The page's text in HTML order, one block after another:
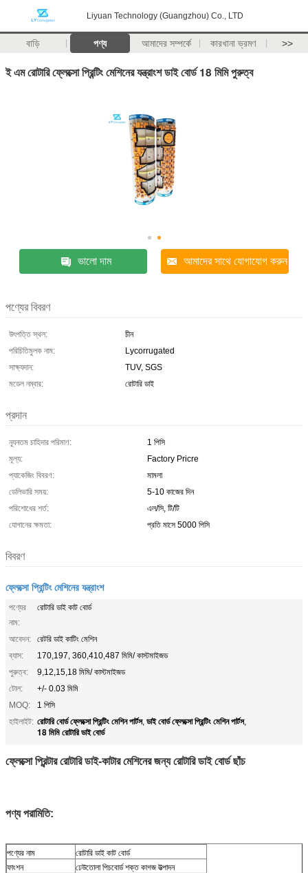
Liyuan Technology (Guangzhou) Co., LTD
বাড়ি পণ্য আমাদের সম্পর্কে কারখানা ভ্রমণ >>
ই এম রোটারি ফ্লেক্সো প্রিন্টিং মেশিনের যন্ত্রাংশ ডাই বোর্ড 18 মিমি পুরুত্ব
ভালো দাম আমাদের সাথে যোগাযোগ করুন
পণ্যের বিবরণ
উৎপত্তি স্থল:
চীন
পরিচিতিমুলক নাম:
Lycorrugated
সাক্ষ্যদান:
TUV, SGS
মডেল নম্বার:
রোটারি ডাই
প্রদান
ন্যূনতম চাহিদার পরিমাণ:
1 পিসি
মূল্য:
Factory Pricre
প্যাকেজিং বিবরণ:
মামলা
ডেলিভারি সময়:
5-10 কাজের দিন
পরিশোধের শর্ত:
এল/সি, টি/টি
যোগানের ক্ষমতা:
প্রতি মাসে 5000 পিসি
বিবরণ
ফ্লেক্সো প্রিন্টিং মেশিনের যন্ত্রাংশ
পণ্যের
নাম:
রোটারি ডাই কাট বোর্ড
আবেদন:
রেটরি ডাই কাটিং মেশিন
ব্যাস:
170,197, 360,410,487 মিমি/ কাস্টমাইজড
পুরুত্ব:
9,12,15,18 মিমি/ কাস্টমাইজড
টোল:
+/- 0.03 মিমি
MOQ:
1 পিসি
হাইলাইট: রোটারি বোর্ড ফ্লেক্সো প্রিন্টিং মেশিন পার্টস, ডাই বোর্ড ফ্লেক্সো প্রিন্টিং মেশিন পার্টস,
18 মিমি রোটারি ডাই বোর্ড
ফ্লেক্সো প্রিন্টার রোটারি ডাই-কাটার মেশিনের জন্য রোটারি ডাই বোর্ড ছাঁচ
পণ্য পরামিতি:
পণ্যের নাম
রোটারি ডাই কাট বোর্ড
ফাংশন
ঢেউতোলা পিচবোর্ড শক্ত কাগজ উত্পাদন